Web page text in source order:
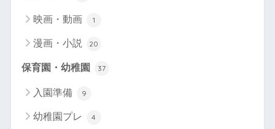
映画・動画 1
漫画・小説 20
保育園・幼稚園 37
入園準備 9
幼稚園プレ 4